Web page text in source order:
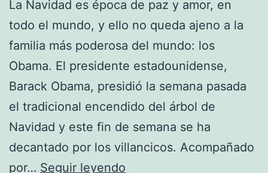
La Navidad es época de paz y amor, en
todo el mundo, y ello no queda ajeno a la
familia más poderosa del mundo: los
Obama. El presidente estadounidense,
Barack Obama, presidió la semana pasada
el tradicional encendido del árbol de
Navidad y este fin de semana se ha
decantado por los villancicos. Acompañado
por… Seguir leyendo